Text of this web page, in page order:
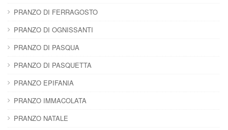
PRANZO DI FERRAGOSTO
PRANZO DI OGNISSANTI
PRANZO DI PASQUA
PRANZO DI PASQUETTA
PRANZO EPIFANIA
PRANZO IMMACOLATA
PRANZO NATALE